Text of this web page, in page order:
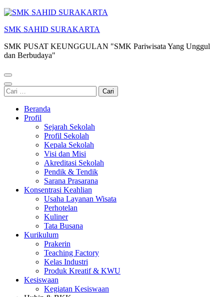
SMK SAHID SURAKARTA
SMK PUSAT KEUNGGULAN "SMK Pariwisata Yang Unggul
dan Berbudaya"
Cari
untuk:
Beranda
Profil
Sejarah Sekolah
Profil Sekolah
Kepala Sekolah
Visi dan Misi
Akreditasi Sekolah
Pendik & Tendik
Sarana Prasarana
Konsentrasi Keahlian
Usaha Layanan Wisata
Perhotelan
Kuliner
Tata Busana
Kurikulum
Prakerin
Teaching Factory
Kelas Industri
Produk Kreatif & KWU
Kesiswaan
Kegiatan Kesiswaan